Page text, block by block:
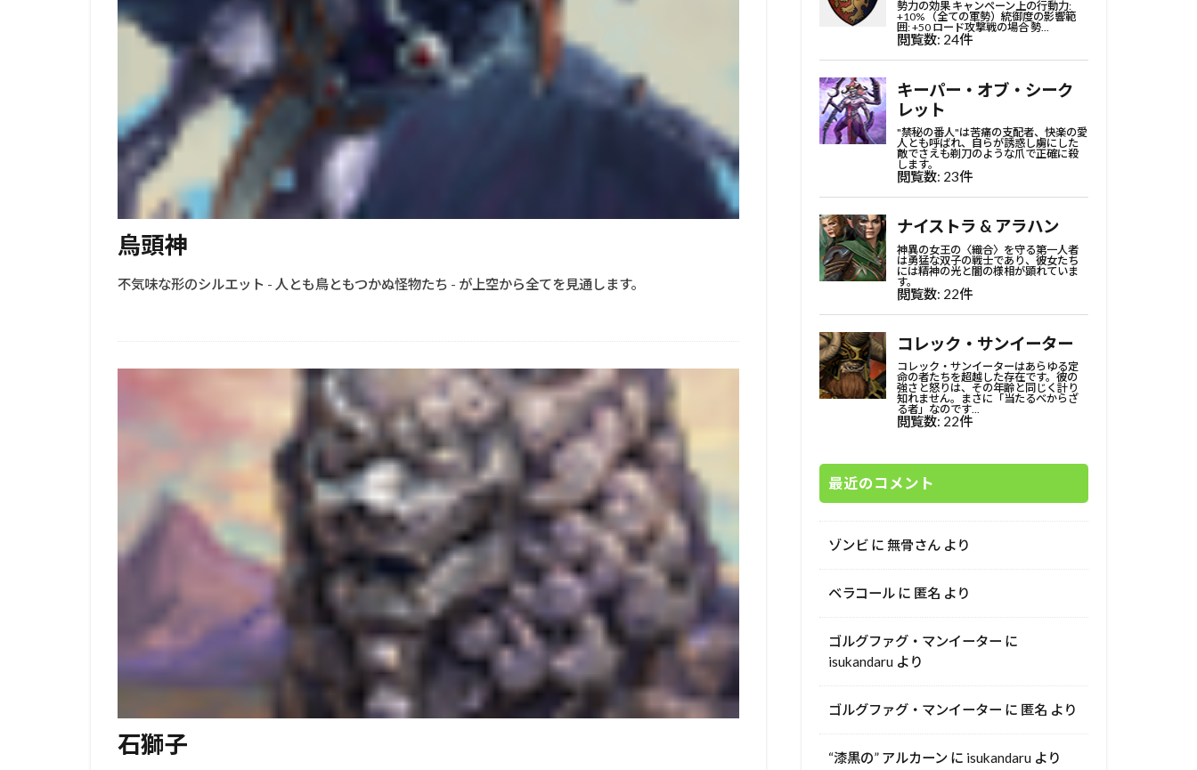
烏頭神
不気味な形のシルエット - 人とも鳥ともつかぬ怪物たち - が上空から全てを見通します。
石獅子
最近のコメント
ゾンビ に 無骨さん より
ベラコール に 匿名 より
ゴルグファグ・マンイーター に
isukandaru より
ゴルグファグ・マンイーター に 匿名 より
“漆黒の” アルカーン に isukandaru より